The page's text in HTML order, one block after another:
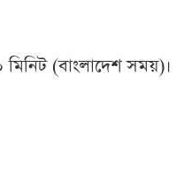
(বাংলাদেশ সময়)।